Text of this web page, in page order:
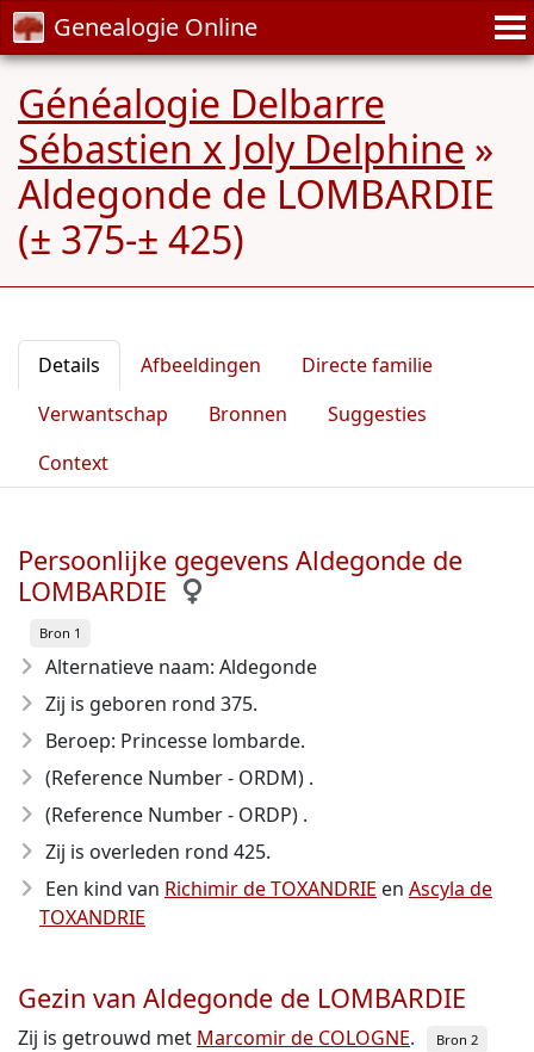
Genealogie Online
Généalogie Delbarre
Sébastien x Joly Delphine »
Aldegonde de LOMBARDIE
(± 375-± 425)
Details Afbeeldingen
Directe familie
Verwantschap
Bronnen
Suggesties
Context
Persoonlijke gegevens Aldegonde de
LOMBARDIE
Bron 1
Alternatieve naam: Aldegonde
Zij is geboren rond 375.
Beroep: Princesse lombarde.
(Reference Number - ORDM) .
(Reference Number - ORDP) .
Zij is overleden rond 425.
Een kind van Richimir de TOXANDRIE en Ascyla de
TOXANDRIE
Gezin van Aldegonde de LOMBARDIE
Zij is getrouwd met Marcomir de COLOGNE. Bron 2